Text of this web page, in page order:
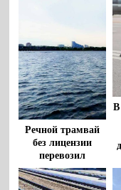
Речной трамвай
без лицензии
перевозил
воронежцев по
водохранилищу
В